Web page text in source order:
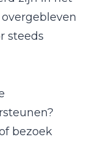
steeds
bezoek